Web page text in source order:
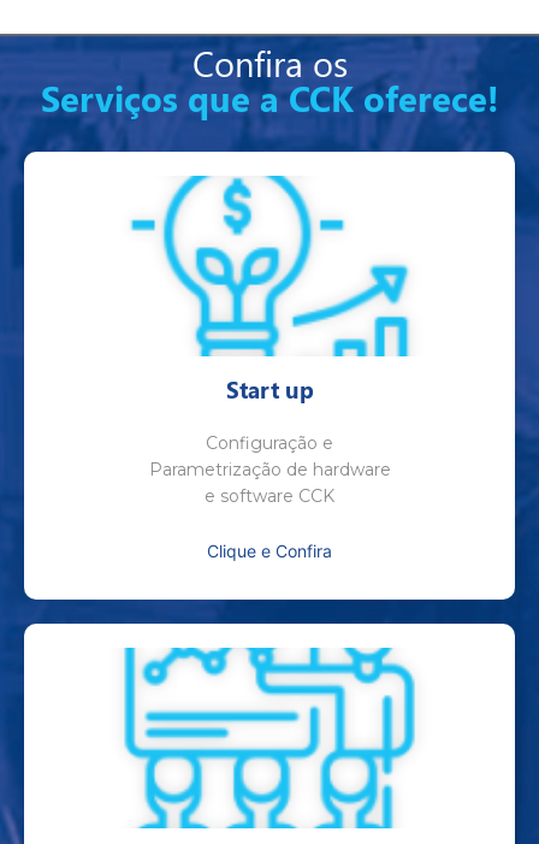
Confira os
Serviços que a CCK oferece!
Start up
Configuração e
Parametrização de hardware
e software CCK
Clique e Confira